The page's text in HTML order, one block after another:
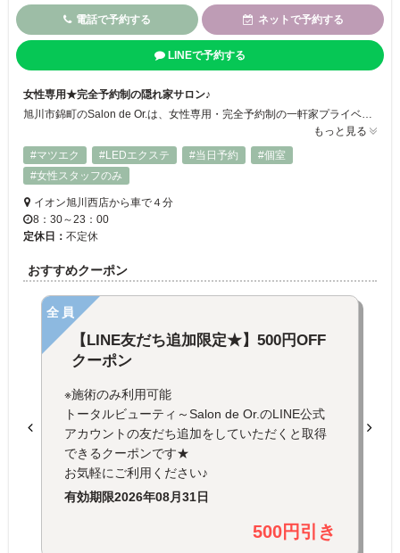
電話で予約する ネットで予約する
LINEで予約する
女性専用★完全予約制の隠れ家サロン♪
旭川市錦町のSalon de Or.は、女性専用・完全予約制の一軒家プライベートサロン。1ベッドの貸切空間で、自分だけの癒し時間を満喫できます。LEDまつエクやLEDエクステパーマは、UVを放出しない目元にやさしい施術。カラー・ジュエリーエクステも取扱いあり◎美容整体ではハイパーナイフで深部にアプローチし、むくみ・疲れ・姿勢改善もサポート。朝8:30〜夜23時まで営業しているので忙しい方にも◎
もっと見る
#マツエク
#LEDエクステ #当日予約
#個室
#女性スタッフのみ
イオン旭川西店から車で４分
8：30～23：00
定休日： 不定休
おすすめクーポン
全員
【LINE友だち追加限定★】500円OFF
クーポン
※施術のみ利用可能
トータルビューティ～Salon de Or.のLINE公式
アカウントの友だち追加をしていただくと取得
できるクーポンです★
お気軽にご利用ください♪
有効期限2026年08月31日
500円引き